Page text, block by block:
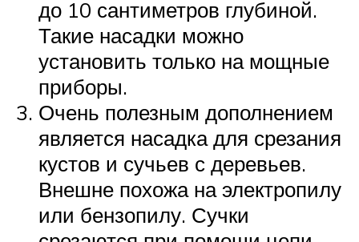
до 10 сантиметров глубиной.
Такие насадки можно
установить только на мощные
приборы.
Очень полезным дополнением
является насадка для срезания
кустов и сучьев с деревьев.
Внешне похожа на электропилу
или бензопилу. Сучки